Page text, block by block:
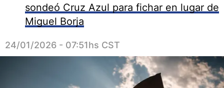
sondeó Cruz Azul para fichar en lugar de
Miguel Borja
24/01/2026 - 07:51hs CST